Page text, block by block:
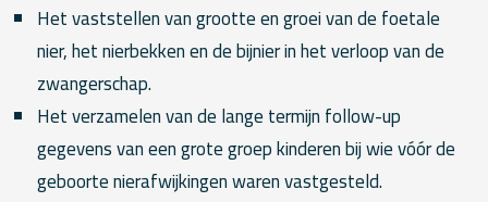
Het vaststellen van grootte en groei van de foetale
nier, het nierbekken en de bijnier in het verloop van de
zwangerschap.
Het verzamelen van de lange termijn follow-up
gegevens van een grote groep kinderen bij wie vóór de
geboorte nierafwijkingen waren vastgesteld.